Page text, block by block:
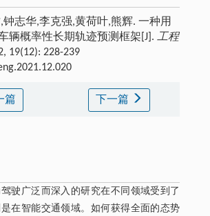
志华,李克强,黄荷叶,熊辉. 一种用
辆概率性长期轨迹预测框架[J]. 工程
19(12): 228-239
篇 下一篇
驶广泛而深入的研究在不同领域受到了
在智能交通领域。如何获得全面的态势